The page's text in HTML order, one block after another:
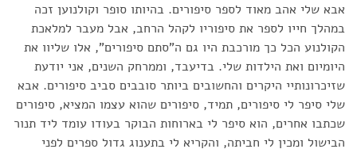
אבא שלי אהב מאוד לספר סיפורים. בהיותו סופר וקולנוען זכה
במהלך חייו לספר את סיפוריו לקהל הרחב, אבל מעבר למלאכת
הקולנוע הכל כך מורכבת היו גם ה"סתם סיפורים", אלו שליוו את
היומיום ואת הילדות שלי. בדיעבד, וממרחק השנים, אני יודעת
שזיכרונותיי היקרים והחשובים ביותר סובבים סביב סיפורים. אבא
שלי סיפר לי סיפורים, תמיד, סיפורים שהוא עצמו המציא, סיפורים
שכתבו אחרים, הוא סיפר לי בארוחות הבוקר בעודו עומד ליד תנור
הבישול ומכין לי חביתה, והקריא לי בתענוג גדול ספרים לפני